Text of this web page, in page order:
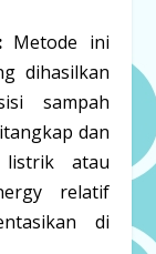
Metode ini
dihasilkan
sampah
dan
listrik atau
relatif
di